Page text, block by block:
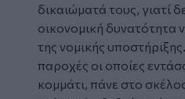
δικαιώματά τους, γιατί
οικονομική δυνατότητα
της νομικής
παροχές οι οποίες
κομμάτι, πάνε στο